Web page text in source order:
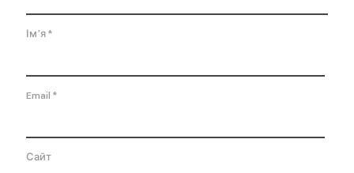
Ім'я*
Email *
Сайт